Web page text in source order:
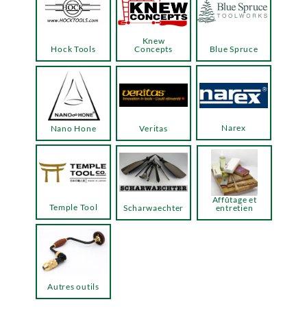
Hock Tools
Knew
Concepts
Temple Tool
Blue Spruce
Narex
Veritas
Nano Hone
Autres outils
Scharwaechter
Affûtage et
entretien